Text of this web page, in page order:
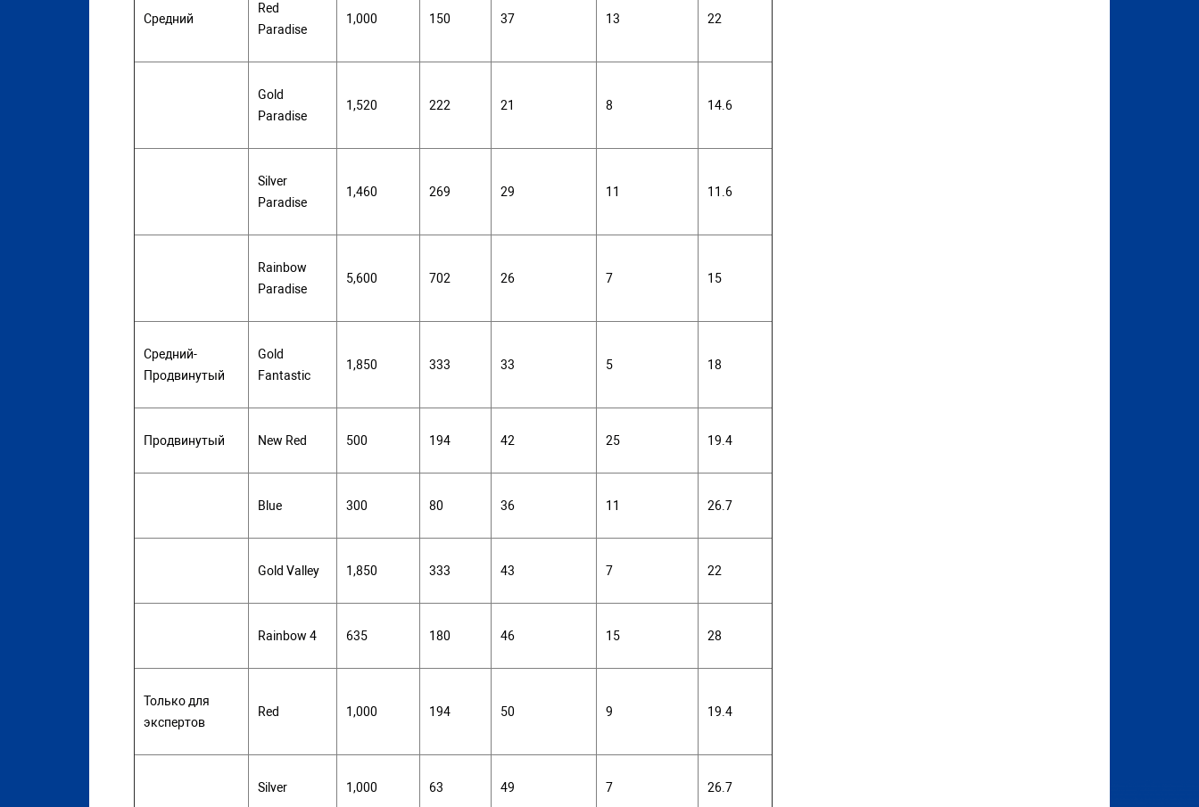
Средний
Red
Paradise
1,000 150 37 13 22
Gold
Paradise
1,520 222 21 8 14.6
Silver
Paradise
1,460 269 29 11 11.6
Rainbow
Paradise
5,600 702 26 7 15
Средний-
Продвинутый
Gold
Fantastic
1,850 333 33 5 18
Продвинутый New Red 500 194 42 25 19.4
Blue 300 80 36 11 26.7
Gold Valley 1,850 333 43 7 22
Rainbow 4 635 180 46 15 28
Только для
экспертов
Red 1,000 194 50 9 19.4
Silver 1,000 63 49 7 26.7